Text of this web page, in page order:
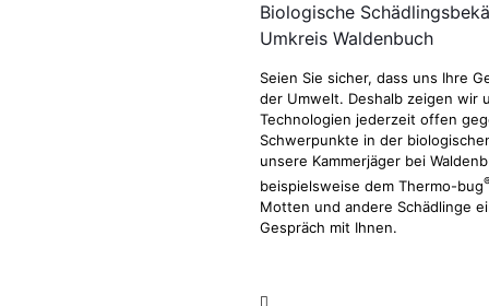
Biologische
Umkreis Waldenbuch
Seien Sie sicher, dass uns Ihre
der Umwelt. Deshalb zeigen wir
Technologien jederzeit offen
Schwerpunkte in der
unsere Kammerjäger bei
beispielsweise dem Thermo-bug
Motten und andere Schädlinge
Gespräch mit Ihnen.